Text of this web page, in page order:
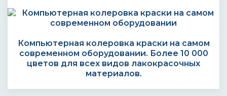
Компьютерная колеровка краски на самом
современном оборудовании. Более 10 000
цветов для всех видов лакокрасочных
материалов.